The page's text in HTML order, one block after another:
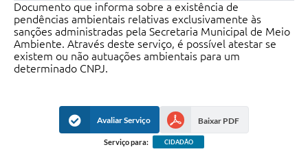
Transparência
Defesa Civil
Telefones Úteis
Meu Primeiro Trabalho
Dados Epidemiológicos HIV em Sertãozinho
Documento que informa sobre a existência de
pendências ambientais relativas exclusivamente às
sanções administradas pela Secretaria Municipal de Meio
Ambiente. Através deste serviço, é possível atestar se
existem ou não autuações ambientais para um
determinado CNPJ.
Avaliar Serviço Baixar PDF
Serviço para: CIDADÃO